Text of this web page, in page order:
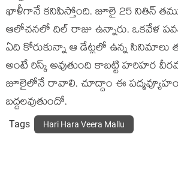
ఖాళీగానే కనిపిస్తోంది. జూలై 25 నితిన్
ఆలోచనలో దిల్ రాజు ఉన్నారు. ఒకవేళ
ఏది కోరుకున్నా ఆ డేట్లలో ఉన్న సినిమాలు
అంటే రిస్క్ అవుతుంది కాబట్టి హరిహర
జూలైలోనే రావాలి. చూద్దాం ఈ
బద్దలవుతుందో.
Tags Hari Hara Veera Mallu